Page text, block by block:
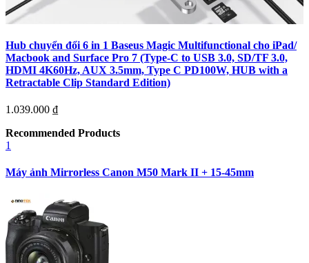
Hub chuyển đổi 6 in 1 Baseus Magic Multifunctional cho iPad/
Macbook and Surface Pro 7 (Type-C to USB 3.0, SD/TF 3.0,
HDMI 4K60Hz, AUX 3.5mm, Type C PD100W, HUB with a
Retractable Clip Standard Edition)
1.039.000 ₫
Recommended Products
1
Máy ảnh Mirrorless Canon M50 Mark II + 15-45mm